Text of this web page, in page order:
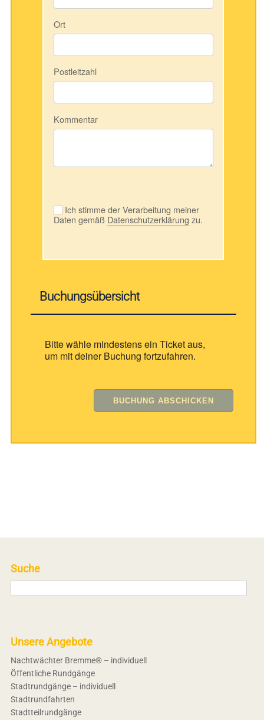
Ort
Postleitzahl
Kommentar
Ich stimme der Verarbeitung meiner
Daten gemäß Datenschutzerklärung zu.
Buchungsübersicht
Bitte wähle mindestens ein Ticket aus,
um mit deiner Buchung fortzufahren.
Suche
Unsere Angebote
Nachtwächter Bremme® – individuell
Öffentliche Rundgänge
Stadtrundgänge – individuell
Stadtrundfahrten
Stadtteilrundgänge